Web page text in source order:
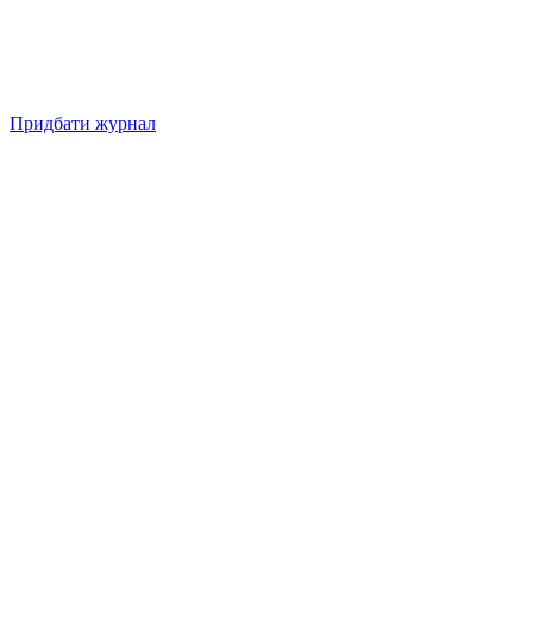
Придбати журнал